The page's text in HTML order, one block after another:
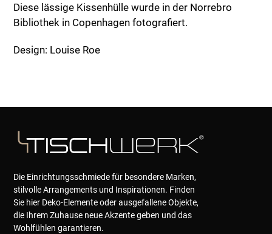
Louise
Roe
Diese lässige Kissenhülle wurde in der Norrebro
Bibliothek in Copenhagen fotografiert.
Design: Louise Roe
Die Einrichtungsschmiede für besondere Marken,
stilvolle Arrangements und Inspirationen. Finden
Sie hier Deko-Elemente oder ausgefallene Objekte,
die Ihrem Zuhause neue Akzente geben und das
Wohlfühlen garantieren.